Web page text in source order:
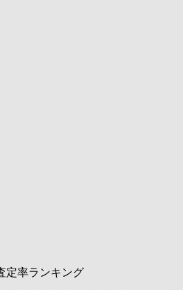
定率ランキング